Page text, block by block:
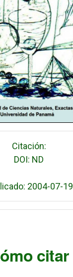
Citación:
DOI: ND
2004-07-19
citar